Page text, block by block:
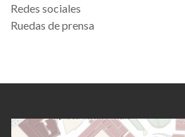
Redes sociales
Ruedas de prensa